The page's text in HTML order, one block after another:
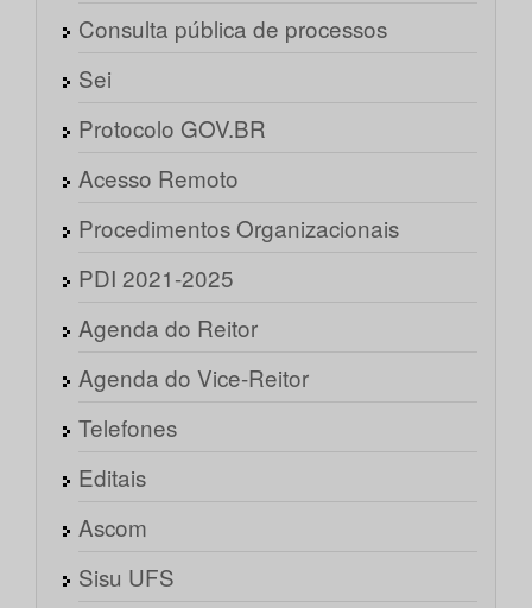
Consulta pública de processos
Sei
Protocolo GOV.BR
Acesso Remoto
Procedimentos Organizacionais
PDI 2021-2025
Agenda do Reitor
Agenda do Vice-Reitor
Telefones
Editais
Ascom
Sisu UFS